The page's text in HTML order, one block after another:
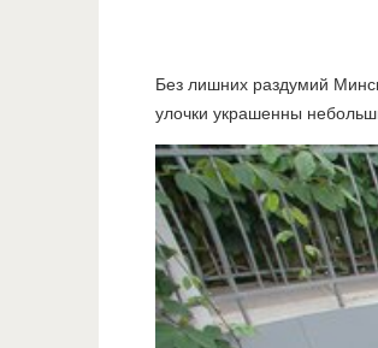
Без лишних раздумий
улочки украшенны